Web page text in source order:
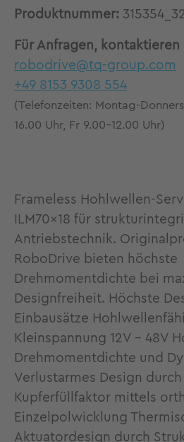
Produktnummer:
Für Anfragen, kontaktieren
robodrive@tq-group.com
+49 8153 9308 554
(Telefonzeiten: Montag-
16.00 Uhr, Fr 9.00-12.00 Uhr)
Frameless Hohlwellen-
ILM70x18 für
Antriebstechnik.
RoboDrive bieten höchste
Drehmomentdichte bei
Designfreiheit. Höchste
Einbausätze
Kleinspannung 12V - 48V
Drehmomentdichte und
Verlustarmes Design
Kupferfüllfaktor mittels
Einzelpolwicklung
Aktuatordesign durch